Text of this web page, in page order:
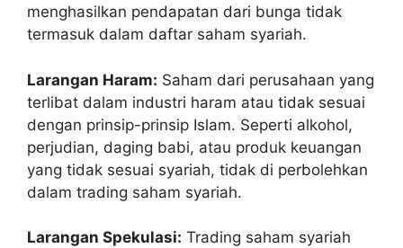
menghasilkan pendapatan dari bunga tidak
termasuk dalam daftar saham syariah.
Larangan Haram: Saham dari perusahaan yang
terlibat dalam industri haram atau tidak sesuai
dengan prinsip-prinsip Islam. Seperti alkohol,
perjudian, daging babi, atau produk keuangan
yang tidak sesuai syariah, tidak di perbolehkan
dalam trading saham syariah.
Larangan Spekulasi: Trading saham syariah